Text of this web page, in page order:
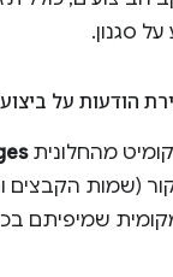
סגנון.
הודעות על
(שמות הקבצים
שמיפיתם